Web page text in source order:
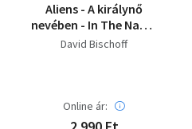
Aliens - A királynő
nevében - In The Name
of the queen
David Bischoff
Online ár: